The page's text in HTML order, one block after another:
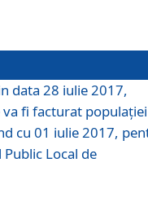
data 28 iulie 2017,
fi facturat
cu 01 iulie 2017,
Local de